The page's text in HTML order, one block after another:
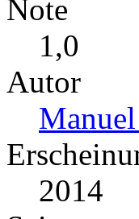
Note
1,0
Autor
2014